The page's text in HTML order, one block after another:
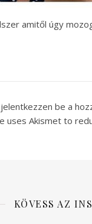
amitől úgy
be a
uses Akismet to
KÖVESS AZ